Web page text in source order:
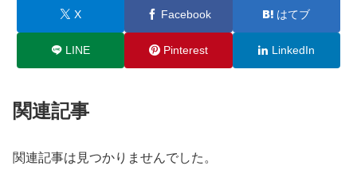
X Facebook はてブ
LINE Pinterest LinkedIn
関連記事
関連記事は見つかりませんでした。